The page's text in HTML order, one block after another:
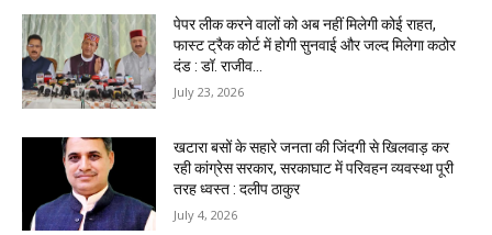
पेपर लीक करने वालों को अब नहीं मिलेगी कोई राहत,
फास्ट ट्रैक कोर्ट में होगी सुनवाई और जल्द मिलेगा कठोर
दंड : डॉ. राजीव...
July 23, 2026
खटारा बसों के सहारे जनता की जिंदगी से खिलवाड़ कर
रही कांग्रेस सरकार, सरकाघाट में परिवहन व्यवस्था पूरी
तरह ध्वस्त : दलीप ठाकुर
July 4, 2026